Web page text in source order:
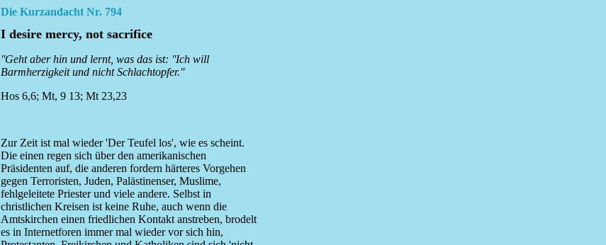
Die Kurzandacht Nr. 794
I desire mercy, not sacrifice
''Geht aber hin und lernt, was das ist: ''Ich will
Barmherzigkeit und nicht Schlachtopfer.''
Hos 6,6; Mt, 9 13; Mt 23,23
Zur Zeit ist mal wieder 'Der Teufel los', wie es scheint.
Die einen regen sich über den amerikanischen
Präsidenten auf, die anderen fordern härteres Vorgehen
gegen Terroristen, Juden, Palästinenser, Muslime,
fehlgeleitete Priester und viele andere. Selbst in
christlichen Kreisen ist keine Ruhe, auch wenn die
Amtskirchen einen friedlichen Kontakt anstreben, brodelt
es in Internetforen immer mal wieder vor sich hin,